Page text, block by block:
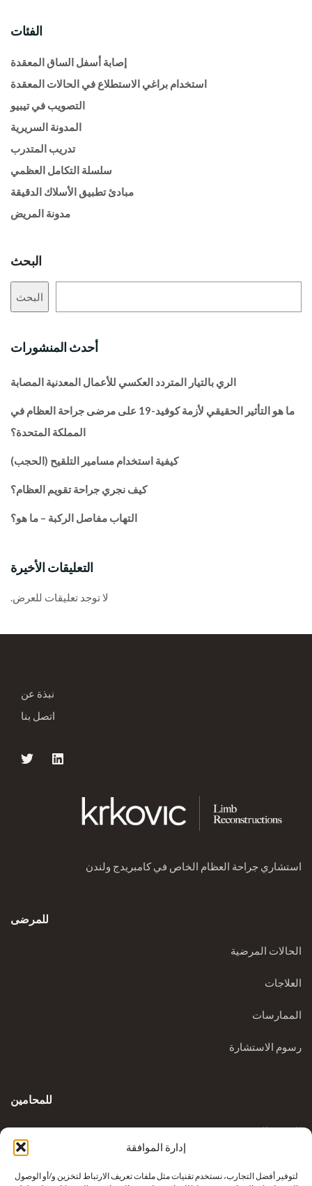
إدارة الموافقة
لتوفير أفضل التجارب، نستخدم تقنيات مثل ملفات تعريف الارتباط لتخزين و/أو الوصول
الفئات
إصابة أسفل الساق المعقدة
استخدام براغي الاستطلاع في الحالات المعقدة
التصويب في تيبيو
المدونة السريرية
تدريب المتدرب
سلسلة التكامل العظمي
مبادئ تطبيق الأسلاك الدقيقة
مدونة المريض
البحث
البحث
أحدث المنشورات
الري بالتيار المتردد العكسي للأعمال المعدنية المصابة
ما هو التأثير الحقيقي لأزمة كوفيد-19 على مرضى جراحة العظام في
المملكة المتحدة؟
كيفية استخدام مسامير التلقيح (الحجب)
كيف نجري جراحة تقويم العظام؟
التهاب مفاصل الركبة – ما هو؟
التعليقات الأخيرة
لا توجد تعليقات للعرض.
نبذة عن
اتصل بنا
استشاري جراحة العظام الخاص في كامبريدج ولندن
للمرضى
الحالات المرضية
العلاجات
الممارسات
رسوم الاستشارة
للمحامين
المدونة السريرية